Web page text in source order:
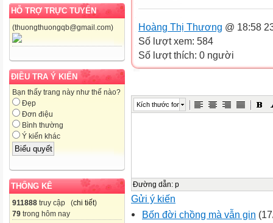
HỖ TRỢ TRỰC TUYẾN
(thuongthuongqb@gmail.com)
ĐIỀU TRA Ý KIẾN
Bạn thấy trang này như thế nào?
Đẹp
Đơn điệu
Bình thường
Ý kiến khác
THỐNG KÊ
911888 truy cập (chi tiết)
79 trong hôm nay
Hoàng Thị Thương @ 18:58
Số lượt xem: 584
Số lượt thích: 0 người
Kích thước font
Đường dẫn: p
Gửi ý kiến
Bốn đời chồng mà vẫn gin